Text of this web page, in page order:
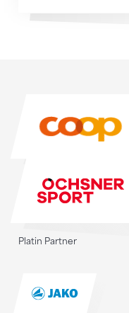
Platin Partner